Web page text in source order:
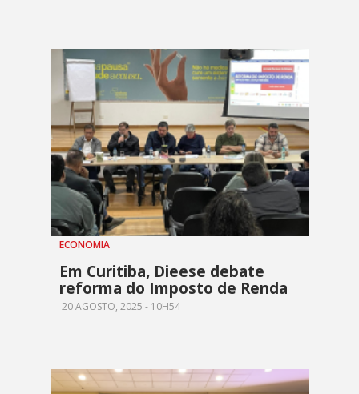
ECONOMIA
Em Curitiba, Dieese debate
reforma do Imposto de Renda
20 AGOSTO, 2025 - 10H54